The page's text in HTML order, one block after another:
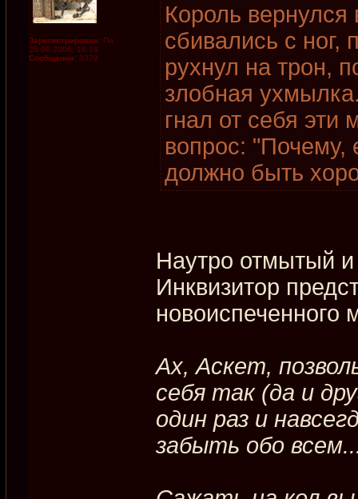
Зарегистрирован: Пн
25.09.2006, 18:18
Сообщения: 3379
Король вернулся
сбивались с ног,
рухнул на трон,
злобная
гнал от себя эти
вопрос: "Почему,
должно быть
Наутро отмытый
Инквизитор
новоиспеченного
Ах, Аскет,
себя так (да и
один раз и
забыть обо